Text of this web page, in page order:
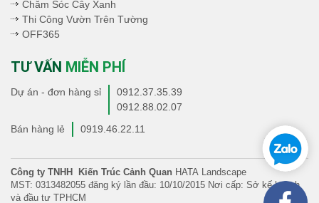
Chăm Sóc Cây Xanh
Thi Công Vườn Trên Tường
OFF365
TƯ VẤN MIỄN PHÍ
Dự án - đơn hàng sỉ
0912.37.35.39
0912.88.02.07
Bán hàng lẻ
0919.46.22.11
Công ty TNHH Kiến Trúc Cảnh Quan HATA Landscape
MST: 0313482055 đăng ký lần đầu: 10/10/2015 Nơi cấp: Sở kế hoạch
và đầu tư TPHCM